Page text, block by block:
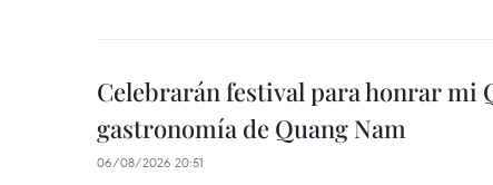
Celebrarán festival para honrar mi
gastronomía de Quang Nam
06/08/2026 20:51